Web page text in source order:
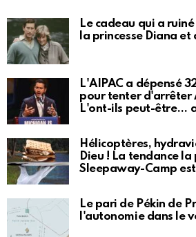
Le cadeau qui a
la princesse Diana
L'AIPAC a dépensé
pour tenter d'arrêter
L'ont-ils peut-être…
Hélicoptères,
Dieu ! La tendance la
Sleepaway-Camp
Le pari de Pékin de
l'autonomie dans le